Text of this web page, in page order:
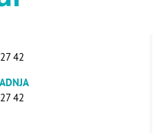
42
42